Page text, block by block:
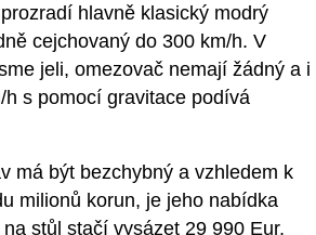
hlavně klasický modrý
cejchovaný do 300 km/h. V
jeli, omezovač nemají žádný a i
s pomocí gravitace podívá
má být bezchybný a vzhledem k
milionů korun, je jeho nabídka
stůl stačí vysázet 29 990 Eur,